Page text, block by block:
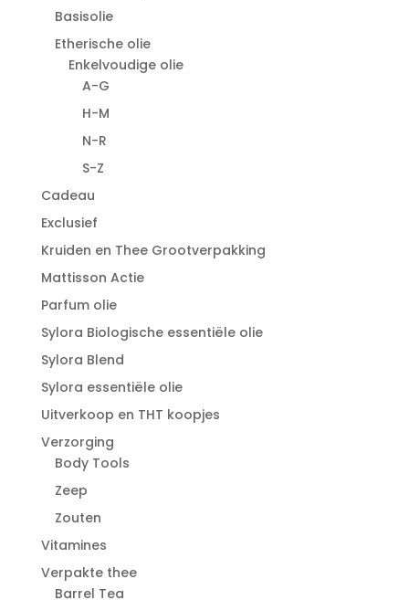
Basisolie
Etherische olie
Enkelvoudige olie
A-G
H-M
N-R
S-Z
Cadeau
Exclusief
Kruiden en Thee Grootverpakking
Mattisson Actie
Parfum olie
Sylora Biologische essentiële olie
Sylora Blend
Sylora essentiële olie
Uitverkoop en THT koopjes
Verzorging
Body Tools
Zeep
Zouten
Vitamines
Verpakte thee
Barrel Tea